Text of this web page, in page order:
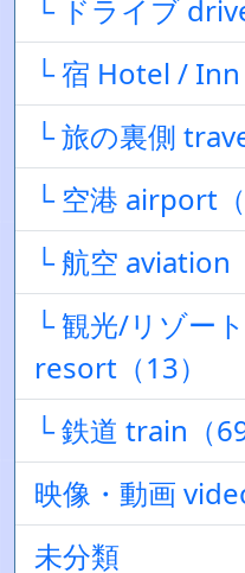
└ ドライブ
└ 宿 Hotel / Inn
└ 旅の裏側
└ 空港 airport（
└ 航空 aviation
└ 観光/リゾー
resort（13）
└ 鉄道 train（69
映像・動画
未分類